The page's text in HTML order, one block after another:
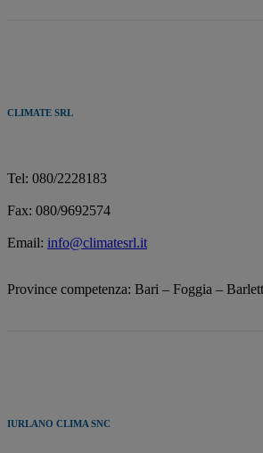
CLIMATE SRL
Tel: 080/2228183
Fax: 080/9692574
Email: info@climatesrl.it
Province competenza: Bari – Foggia –
IURLANO CLIMA SNC